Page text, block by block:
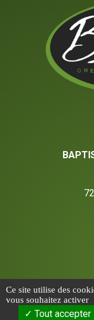
Ce site utilise des
vous souhaitez activer
Tout accepter